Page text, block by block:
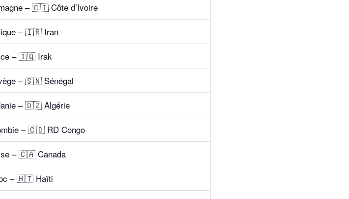
– 🇨🇮 Côte d’Ivoire
– 🇮🇷 Iran
– 🇮🇶 Irak
– 🇸🇳 Sénégal
– 🇩🇿 Algérie
– 🇨🇩 RD Congo
– 🇨🇦 Canada
– 🇭🇹 Haïti